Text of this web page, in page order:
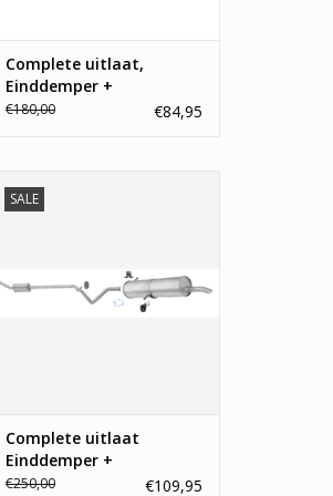
Complete uitlaat,
Einddemper +
Middendemper Citroen
€180,00 €84,95
SALE
Nieuwe uitlaat voor de Peugeot
TOEVOEGEN AAN WINKELWAGEN
Complete uitlaat
Einddemper +
Middendemper Peugeot
€250,00 €109,95